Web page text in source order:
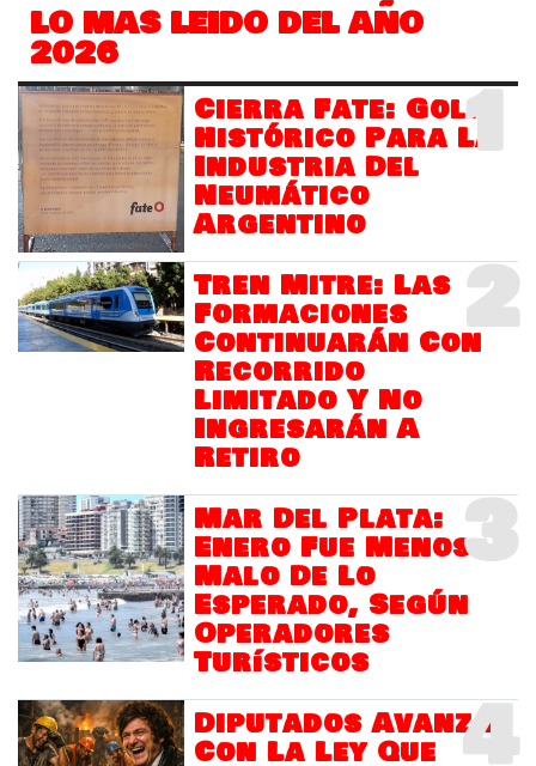
LO MAS LEIDO DEL AÑO
2026
1
Cierra Fate: Golpe
Histórico Para La
Industria Del
Neumático
Argentino
2
Tren Mitre: Las
Formaciones
Continuarán Con
Recorrido
Limitado Y No
Ingresarán A
Retiro
3
Mar Del Plata:
Enero Fue Menos
Malo De Lo
Esperado, Según
Operadores
Turísticos
4
Diputados Avanza
Con La Ley Que